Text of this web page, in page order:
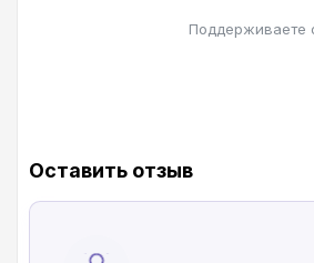
барыги последней степени
Поддерживаете
Оставить отзыв